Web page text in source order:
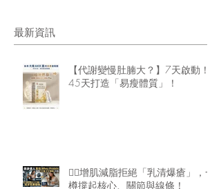
最新資訊
【代謝變慢肚腩大？】7天啟動！
45天打造「易瘦體質」！
🏋️‍♂️增肌減脂拒絕「乳清爆瘡」，一
樽撐起核心、關節與線條！